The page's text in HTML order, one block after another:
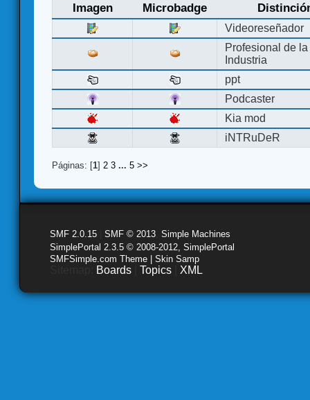
Imagen Microbadge
Videoreseñador
Profesional de la
Industria
ppt
Podcaster
Kia mod
iNTRuDeR
Páginas: [1] 2 3 ... 5 >>
SMF 2.0.15 SMF © 2013 Simple Machines
SimplePortal 2.3.5 © 2008-2012, SimplePortal
SMFSimple.com Theme | Skin Samp
Boards Topics XML